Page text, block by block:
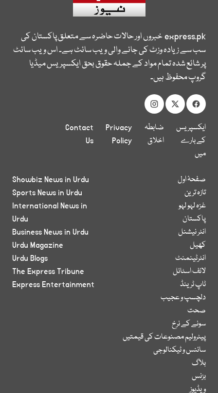
express.pkخبروں اور حالات حاضرہ سے متعلق پاکستان کی
سب سے زیادہ وزٹ کی جانے والی ویب سائٹ ہے۔ اس ویب سائٹ
پر شائع شدہ تمام مواد کے جملہ حقوق بحق ایکسپریس میڈیا
گروپ محفوظ ہیں۔
ایکسپریس
کے بارے
میں
ضابطہ
اخلاق
Privacy
Policy
Contact
Us
صفحۂ اول
تازہ ترین
غزہ لہو لہو
پاکستان
انٹر نیشنل
کھیل
انٹرٹینمنٹ
لائف اسٹائل
ٹاپ ٹرینڈ
دلچسپ و عجیب
صحت
سونے کے نرخ
پیٹرولیم مصنوعات کی قیمتیں
سائنس و ٹیکنالوجی
بلاگ
بزنس
ویڈیوز
Showbiz News in Urdu
Sports News in Urdu
International News in
Urdu
Business News in Urdu
Urdu Magazine
Urdu Blogs
The Express Tribune
Express Entertainment